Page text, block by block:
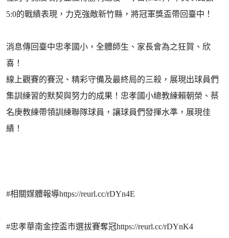
5:0的戰績表現，力克強敵新竹縣，將冠軍獎盃帶回臺中！
消息傳回臺中忠孝國小，全體師生、家長會為之狂賀、欣
喜！
線上觀賽的賽況、精彩守備及最終局的三殺，展現出球員們
集訓練習的默契與努力的成果！忠孝國小總教練賴朝榮、蔡
名庚教練帶領訓練聯隊球員，讓球員們發揮水準，展現佳
績！
#相關媒體報導https://reurl.cc/rDYn4E
#忠孝華南金控盃市選拔賽奪冠https://reurl.cc/rDYnK4